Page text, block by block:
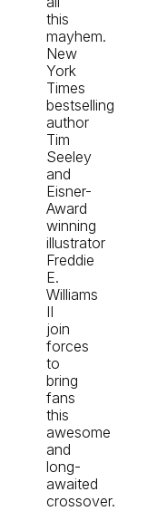
this
mayhem.
New
York
Times
bestselling
author
Tim
Seeley
and
Eisner-
Award
winning
illustrator
Freddie
E.
Williams
II
join
forces
to
bring
fans
this
awesome
and
long-
awaited
crossover.